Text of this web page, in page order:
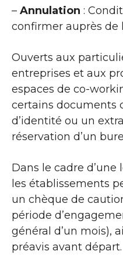
– Annulation :
confirmer auprès de
Ouverts aux
entreprises et aux
espaces de co-
certains documents
d’identité ou un
réservation d’un
Dans le cadre
les établissements
un chèque de
période
général d’un mois),
préavis avant départ.